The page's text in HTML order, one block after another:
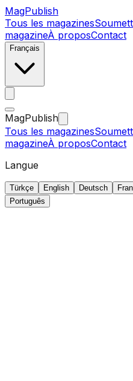
MagPublish
Tous les magazines
magazineÀ proposContact
Français
MagPublish
Tous les magazines
magazineÀ proposContact
Langue
Türkçe English Deutsch
Português